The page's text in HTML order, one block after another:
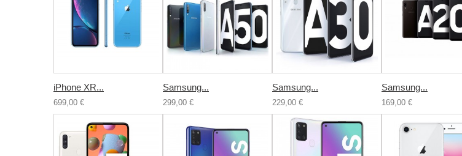
iPhone XR...
699,00 €
Samsung...
299,00 €
Samsung...
229,00 €
Samsung...
169,00 €